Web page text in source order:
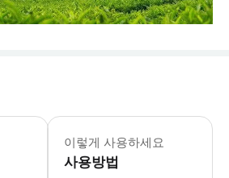
- 추가정보 * 차량 내 음식물 섭취는
- 예약확정 * 예약 후 확정 여부를 바
- 추가요금표 * 추가 요금은 현금으
이렇게 사용하세요
사용방법